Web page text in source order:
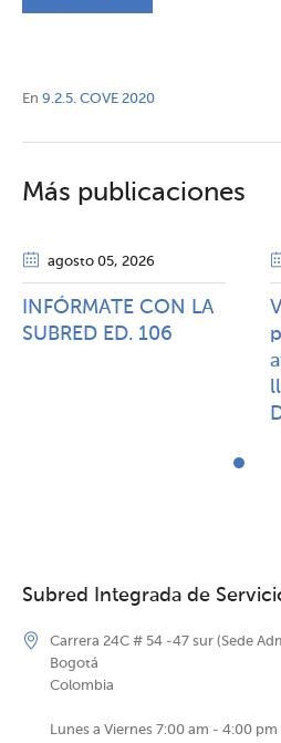
En 9.2.5. COVE 2020
Más publicaciones
agosto 05, 2026
INFÓRMATE CON LA
SUBRED ED. 106
Subred Integrada de
Carrera 24C # 54 -47 sur (Sede
Bogotá
Colombia
Lunes a Viernes 7:00 am - 4:00 pm